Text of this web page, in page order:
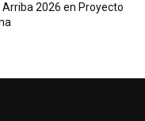
2026 en Proyecto